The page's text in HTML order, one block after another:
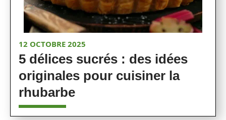
12 OCTOBRE 2025
5 délices sucrés : des idées
originales pour cuisiner la
rhubarbe